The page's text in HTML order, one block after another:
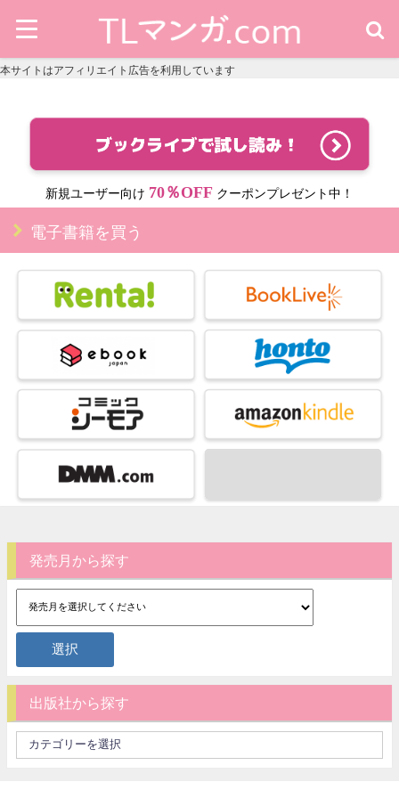
本サイトはアフィリエイト広告を利用しています
新規ユーザー向け 70％OFF クーポンプレゼント中！
電子書籍を買う
発売月から探す
出版社から探す